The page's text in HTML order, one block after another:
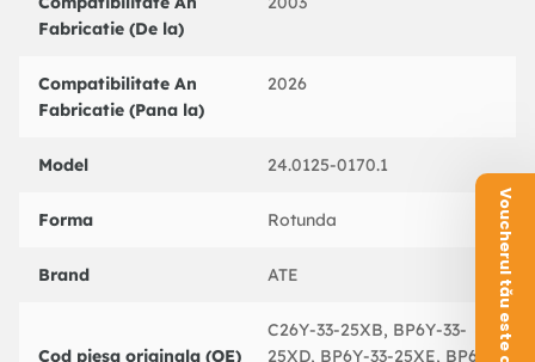
HELLA : 8DD355110891
HERTH+BUSS JAKOPARTS : J3303084
NIPPARTS : J3303084
PAGID : 54304
TEXTAR : 98200130401
TRW : DF4385
Fabricatie (De la)
Compatibilitate An
Fabricatie (Pana la)
2026
Model 24.0125-0170.1
Forma Rotunda
Brand ATE
Cod piesa originala (OE)
C26Y-33-25XB, BP6Y-33-
25XD, BP6Y-33-25XE, BP6Y-
Voucherul tău este aici!